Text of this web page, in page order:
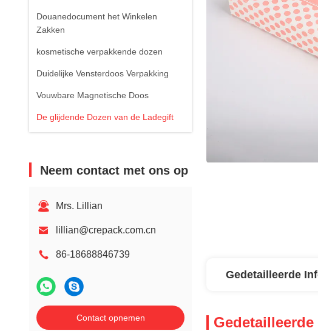
Douanedocument het Winkelen
Zakken
kosmetische verpakkende dozen
Duidelijke Vensterdoos Verpakking
Vouwbare Magnetische Doos
De glijdende Dozen van de Ladegift
Neem contact met ons op
Mrs. Lillian
lillian@crepack.com.cn
86-18688846739
Contact opnemen
Gedetailleerde